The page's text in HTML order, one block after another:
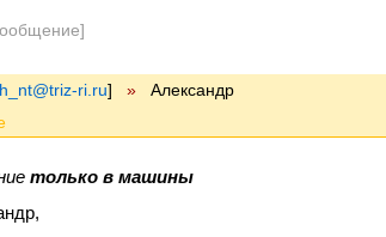
ri.ru] » Александр
только в машины